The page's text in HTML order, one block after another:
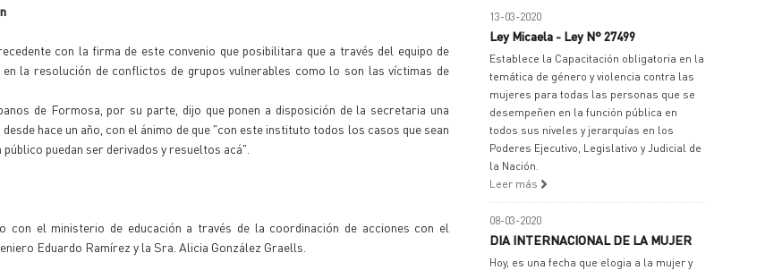
con la firma de este convenio que posibilitara que a través del equipo de
la resolución de conflictos de grupos vulnerables como lo son las víctimas de
de Formosa, por su parte, dijo que ponen a disposición de la secretaria una
hace un año, con el ánimo de que "con este instituto todos los casos que sean
puedan ser derivados y resueltos acá".
el ministerio de educación a través de la coordinación de acciones con el
Eduardo Ramírez y la Sra. Alicia González Graells.
13-03-2020
Ley Micaela - Ley N° 27499
Establece la Capacitación obligatoria en la
temática de género y violencia contra las
mujeres para todas las personas que se
desempeñen en la función pública en
todos sus niveles y jerarquías en los
Poderes Ejecutivo, Legislativo y Judicial de
la Nación.
Leer más
08-03-2020
DIA INTERNACIONAL DE LA MUJER
Hoy, es una fecha que elogia a la mujer y